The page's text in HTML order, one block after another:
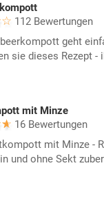
112 Bewertungen
geht
sie dieses Rezept -
mit Minze
16 Bewertungen
mit Minze -
und ohne Sekt